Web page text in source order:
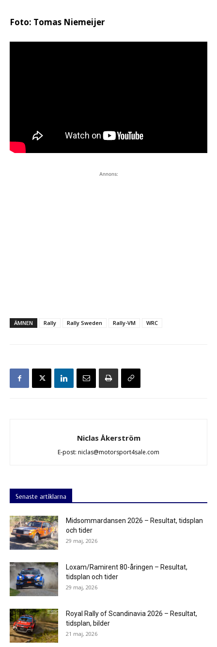
Foto: Tomas Niemeijer
Annons:
ÄMNEN Rally Rally Sweden Rally-VM WRC
Niclas Åkerström
E-post: niclas@motorsport4sale.com
Senaste artiklarna
Midsommardansen 2026 – Resultat, tidsplan
och tider
29 maj, 2026
Loxam/Ramirent 80-åringen – Resultat,
tidsplan och tider
29 maj, 2026
Royal Rally of Scandinavia 2026 – Resultat,
tidsplan, bilder
21 maj, 2026